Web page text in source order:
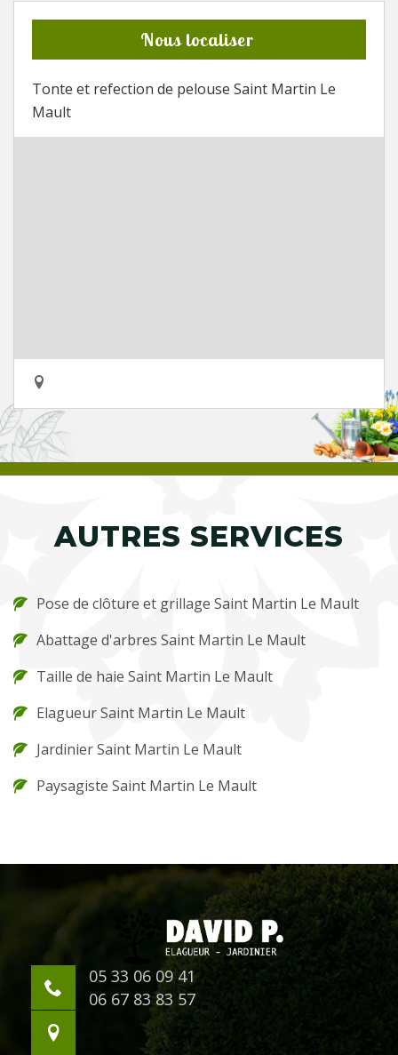
Nous localiser
Tonte et refection de pelouse Saint Martin Le
Mault
AUTRES SERVICES
Pose de clôture et grillage Saint Martin Le Mault
Abattage d'arbres Saint Martin Le Mault
Taille de haie Saint Martin Le Mault
Elagueur Saint Martin Le Mault
Jardinier Saint Martin Le Mault
Paysagiste Saint Martin Le Mault
05 33 06 09 41
06 67 83 83 57